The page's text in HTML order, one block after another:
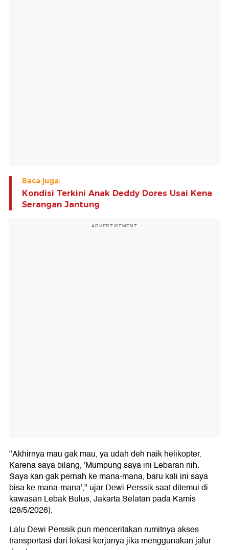
Baca juga:
Kondisi Terkini Anak Deddy Dores Usai Kena
Serangan Jantung
ADVERTISEMENT
"Akhirnya mau gak mau, ya udah deh naik helikopter.
Karena saya bilang, 'Mumpung saya ini Lebaran nih.
Saya kan gak pernah ke mana-mana, baru kali ini saya
bisa ke mana-mana'," ujar Dewi Perssik saat ditemui di
kawasan Lebak Bulus, Jakarta Selatan pada Kamis
(28/5/2026).
Lalu Dewi Perssik pun menceritakan rumitnya akses
transportasi dari lokasi kerjanya jika menggunakan jalur